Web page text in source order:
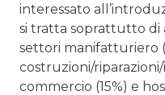
interessato
si tratta soprattutto di
settori manifatturiero
costruzioni/riparazioni/
commercio (15%) e